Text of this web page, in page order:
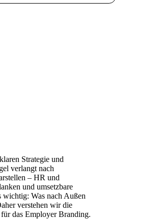
Strategie und
verlangt nach
– HR und
und umsetzbare
wichtig: Was nach Außen
verstehen wir die
das Employer Branding.